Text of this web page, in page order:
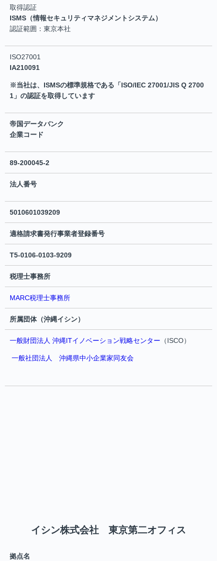
取得認証
ISMS（情報セキュリティマネジメントシステム）
認証範囲：東京本社
ISO27001
IA210091
※当社は、ISMSの標準規格である「ISO/IEC 27001/JIS Q 2700
1」の認証を取得しています
帝国データバンク
企業コード
89-200045-2
法人番号
5010601039209
適格請求書発行事業者登録番号
T5-0106-0103-9209
税理士事務所
MARC税理士事務所
所属団体（沖縄イシン）
一般財団法人 沖縄ITイノベーション戦略センター （ISCO）
一般社団法人 沖縄県中小企業家同友会
イシン株式会社 東京第二オフィス
拠点名